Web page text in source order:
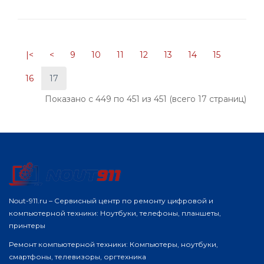
|< < 9 10 11 12 13 14 15
16
17
Показано с 449 по 451 из 451 (всего 17 страниц)
Nout-911.ru – Сервисный центр по ремонту цифровой и
компьютерной техники: Ноутбуки, телефоны, планшеты,
принтеры
Ремонт компьютерной техники: Компьютеры, ноутбуки,
смартфоны, телевизоры, оргтехника